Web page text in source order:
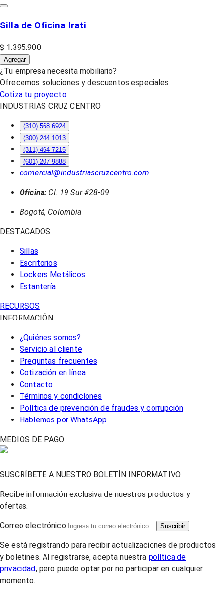
Silla de Oficina Irati
$ 1.395.900
Agregar
¿Tu empresa necesita mobiliario?
Ofrecemos soluciones y descuentos especiales.
Cotiza tu proyecto
INDUSTRIAS CRUZ CENTRO
(310) 568 6924
(300) 244 1013
(311) 464 7215
(601) 207 9888
comercial@industriascruzcentro.com
Oficina: Cl. 19 Sur #28-09
Bogotá, Colombia
DESTACADOS
Sillas
Escritorios
Lockers Metálicos
Estantería
RECURSOS
INFORMACIÓN
¿Quiénes somos?
Servicio al cliente
Preguntas frecuentes
Cotización en línea
Contacto
Términos y condiciones
Política de prevención de fraudes y corrupción
Hablemos por WhatsApp
MEDIOS DE PAGO
SUSCRÍBETE A NUESTRO BOLETÍN INFORMATIVO
Recibe información exclusiva de nuestros productos y
ofertas.
Correo electrónico Suscribir
Se está registrando para recibir actualizaciones de productos
y boletines. Al registrarse, acepta nuestra política de
privacidad, pero puede optar por no participar en cualquier
momento.